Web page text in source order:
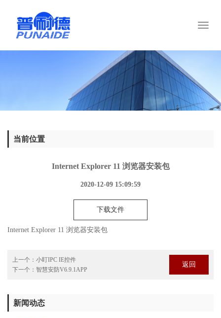
当前位置
Internet Explorer 11 浏览器安装包
2020-12-09 15:09:59
下载文件
Internet Explorer 11 浏览器安装包
上一个： 小盯IPC IE控件
下一个： 智慧安防V6.9.1APP
返回
新闻动态